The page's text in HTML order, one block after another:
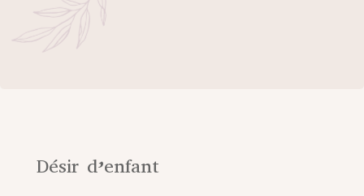
Désir d’enfant